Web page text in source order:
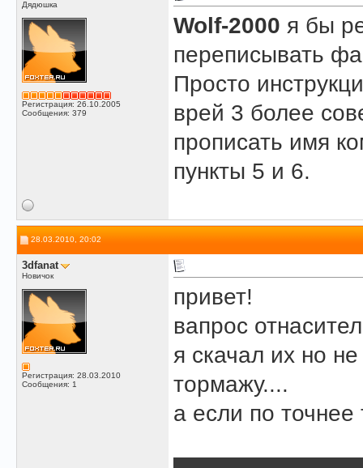
Дядюшка
Регистрация: 26.10.2005
Сообщения: 379
Wolf-2000 я бы
переписывать
Просто
врей 3 более
прописать имя
пункты 5 и 6.
28.03.2010, 20:02
3dfanat
Новичок
Регистрация: 28.03.2010
Сообщения: 1
привет!
вапрос
я скачал их но
тормажу....
а если по точнее